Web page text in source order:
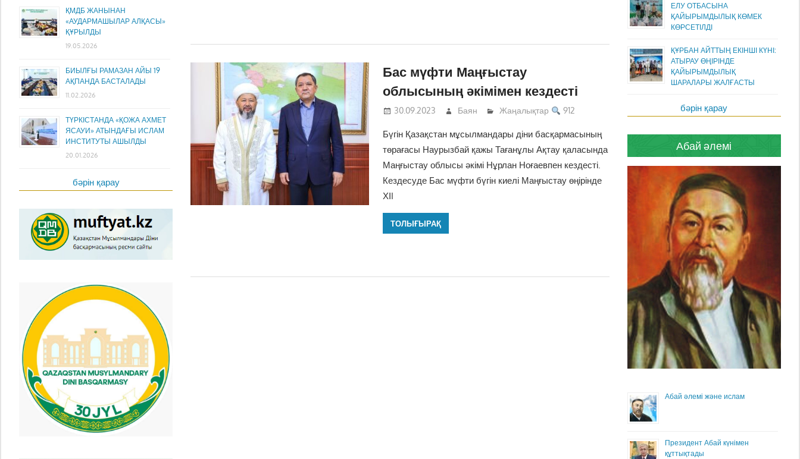
Бас мүфти Маңғыстау
облысының әкімімен кездесті
30.09.2023 Баян Жаңалықтар 912
Бүгін Қазақстан мұсылмандары діни басқармасының
төрағасы Наурызбай қажы Тағанұлы Ақтау қаласында
Маңғыстау облысы әкімі Нұрлан Ноғаевпен кездесті.
Кездесуде Бас мүфти бүгін киелі Маңғыстау өңірінде
ХІI
ТОЛЫҒЫРАҚ
ҚМДБ ЖАНЫНАН
«АУДАРМАШЫЛАР АЛҚАСЫ»
ҚҰРЫЛДЫ
19.05.2026
БИЫЛҒЫ РАМАЗАН АЙЫ 19
АҚПАНДА БАСТАЛАДЫ
11.02.2026
ТҮРКІСТАНДА «ҚОЖА АХМЕТ
ЯСАУИ» АТЫНДАҒЫ ИСЛАМ
ИНСТИТУТЫ АШЫЛДЫ
20.01.2026
бәрін қарау
ЕЛУ ОТБАСЫНА
ҚАЙЫРЫМДЫЛЫҚ КӨМЕК
КӨРСЕТІЛДІ
ҚҰРБАН АЙТТЫҢ ЕКІНШІ КҮНІ:
АТЫРАУ ӨҢІРІНДЕ
ҚАЙЫРЫМДЫЛЫҚ
ШАРАЛАРЫ ЖАЛҒАСТЫ
бәрін қарау
Абай әлемі
Абай әлемі және ислам
Президент Абай күнімен
құттықтады